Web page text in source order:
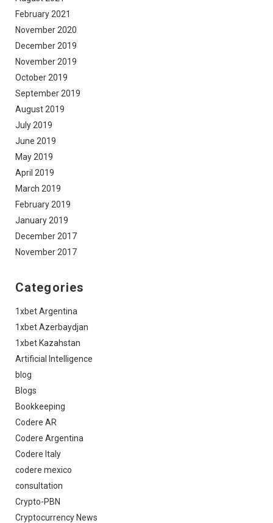
February 2021
November 2020
December 2019
November 2019
October 2019
September 2019
August 2019
July 2019
June 2019
May 2019
April 2019
March 2019
February 2019
January 2019
December 2017
November 2017
Categories
1xbet Argentina
1xbet Azerbaydjan
1xbet Kazahstan
Artificial Intelligence
blog
Blogs
Bookkeeping
Codere AR
Codere Argentina
Codere Italy
codere mexico
consultation
Crypto-PBN
Cryptocurrency News